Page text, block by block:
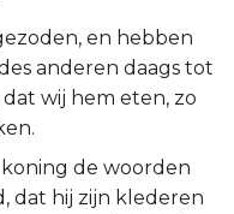
en hebben
anderen daags tot
wij hem eten, zo
de woorden
dat hij zijn klederen